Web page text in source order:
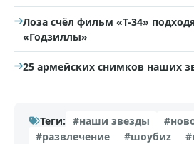
Лоза счёл фильм «Т-34»
«Годзиллы»
25 армейских снимков наших
Теги: #наши звезды
#развлечение
#шоубиz